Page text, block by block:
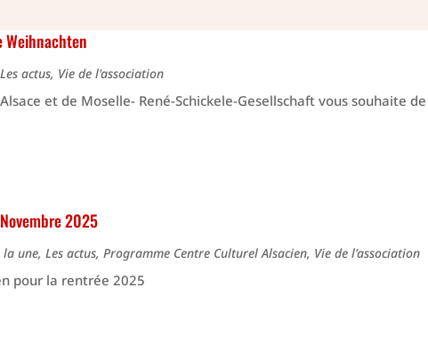
Weihnachten
Les actus, Vie de l'association
et de Moselle- René-Schickele-Gesellschaft vous souhaite de
2025
la une,Les actus,Programme Centre Culturel Alsacien, Vie de l'association
pour la rentrée 2025